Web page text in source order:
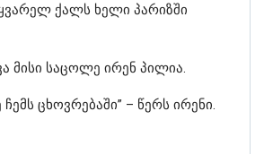
ქალს ხელი პარიზში
მისი საცოლე ირენ პილია.
ცხოვრებაში” – წერს ირენი.